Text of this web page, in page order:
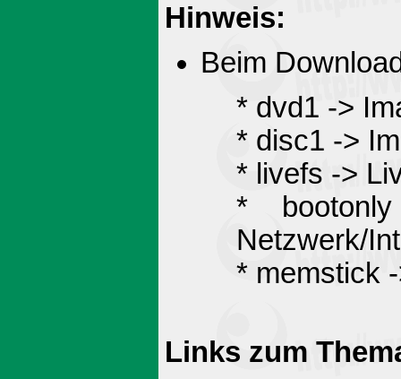
Hinweis:
Beim
* dvd1 ->
* disc1 ->
* livefs ->
*
Netzwerk/
* memstick
Links zum